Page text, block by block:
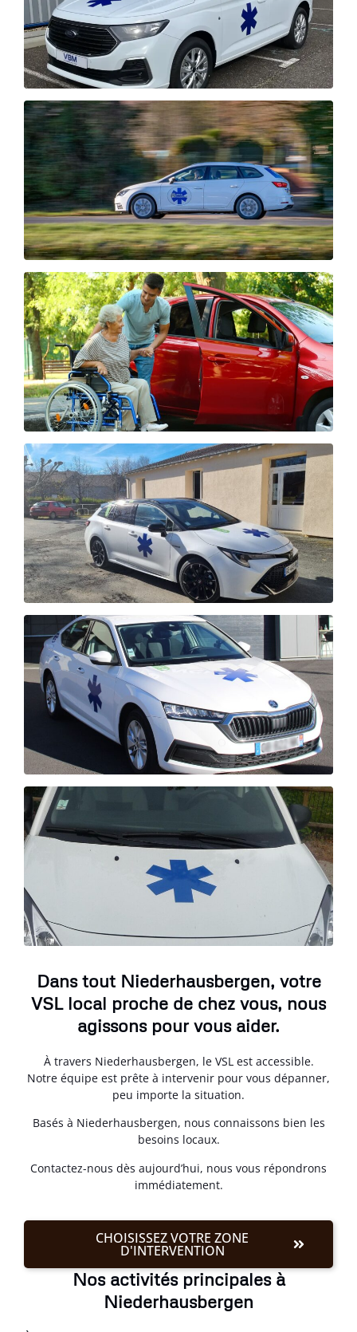
Dans tout Niederhausbergen, votre
VSL local proche de chez vous, nous
agissons pour vous aider.
À travers Niederhausbergen, le VSL est accessible.
Notre équipe est prête à intervenir pour vous dépanner,
peu importe la situation.
Basés à Niederhausbergen, nous connaissons bien les
besoins locaux.
Contactez-nous dès aujourd’hui, nous vous répondrons
immédiatement.
CHOISISSEZ VOTRE ZONE
D'INTERVENTION
Nos activités principales à
Niederhausbergen